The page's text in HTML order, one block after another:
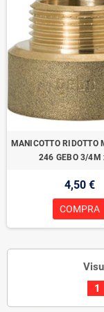
MANICOTTO RIDOTTO
246 GEBO 3/4M
4,50 €
COMPRA
1